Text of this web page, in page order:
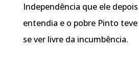
Independência que ele
entendia e o pobre Pinto
se ver livre da incumbência.